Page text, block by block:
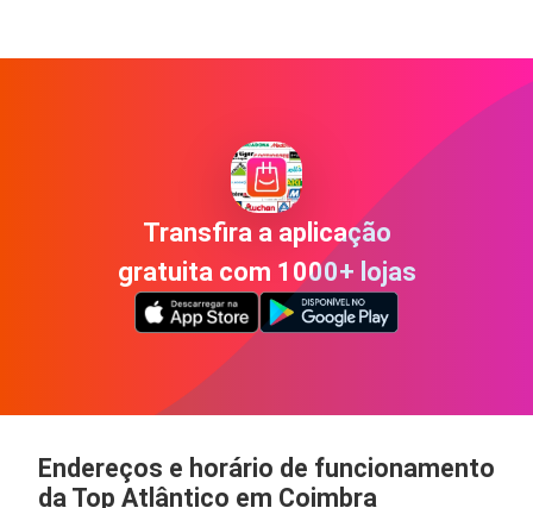
Transfira a aplicação
gratuita com 1000+ lojas
Endereços e horário de funcionamento
da Top Atlântico em Coimbra